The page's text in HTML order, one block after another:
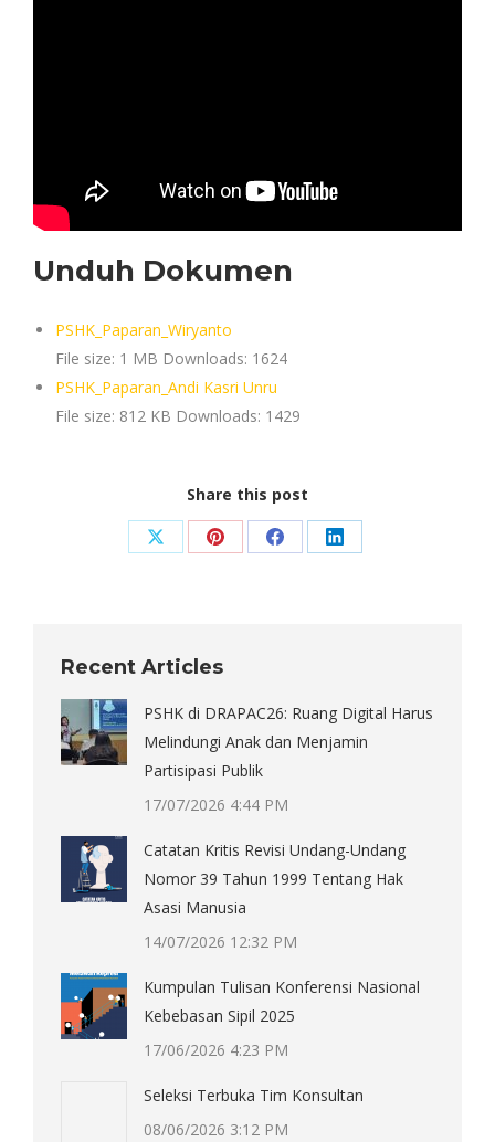
Unduh Dokumen
PSHK_Paparan_Wiryanto
File size: 1 MB Downloads: 1624
PSHK_Paparan_Andi Kasri Unru
File size: 812 KB Downloads: 1429
Share this post
Share Share Share Share
Recent Articles
PSHK di DRAPAC26: Ruang Digital Harus
Melindungi Anak dan Menjamin
Partisipasi Publik
17/07/2026 4:44 PM
Catatan Kritis Revisi Undang-Undang
Nomor 39 Tahun 1999 Tentang Hak
Asasi Manusia
14/07/2026 12:32 PM
Kumpulan Tulisan Konferensi Nasional
Kebebasan Sipil 2025
17/06/2026 4:23 PM
Seleksi Terbuka Tim Konsultan
08/06/2026 3:12 PM